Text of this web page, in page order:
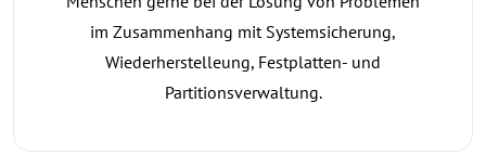
im Zusammenhang mit Systemsicherung,
Wiederherstelleung, Festplatten- und
Partitionsverwaltung.